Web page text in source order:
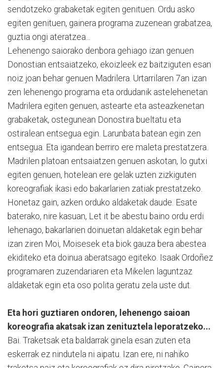
sendotzeko grabaketak egiten genituen. Ordu asko
egiten genituen, gainera programa zuzenean grabatzea,
guztia ongi ateratzea...
Lehenengo saiorako denbora gehiago izan genuen
Donostian entsaiatzeko, ekoizleek ez baitziguten esan
noiz joan behar genuen Madrilera. Urtarrilaren 7an izan
zen lehenengo programa eta ordudanik astelehenetan
Madrilera egiten genuen, astearte eta asteazkenetan
grabaketak, ostegunean Donostira bueltatu eta
ostiralean entsegua egin. Larunbata batean egin zen
entsegua. Eta igandean berriro ere maleta prestatzera.
Madrilen platoan entsaiatzen genuen askotan, lo gutxi
egiten genuen, hotelean ere gelak uzten zizkiguten
koreografiak ikasi edo bakarlarien zatiak prestatzeko.
Honetaz gain, azken orduko aldaketak daude. Esate
baterako, nire kasuan, Let it be abestu baino ordu erdi
lehenago, bakarlarien doinuetan aldaketak egin behar
izan ziren Moi, Moisesek eta biok gauza bera abestea
ekiditeko eta doinua aberatsago egiteko. Isaak Ordoñez
programaren zuzendariaren eta Mikelen laguntzaz
aldaketak egin eta oso polita geratu zela uste dut.
Eta hori guztiaren ondoren, lehenengo saioan
koreografia akatsak izan zenituztela leporatzeko...
Bai. Traketsak eta baldarrak ginela esan zuten eta
eskerrak ez nindutela ni aipatu. Izan ere, ni nahiko